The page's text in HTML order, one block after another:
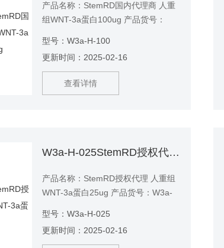
产品名称：StemRD国内代理商 人重
组WNT-3a蛋白100ug 产品货号：
型号：W3a-H-100
更新时间：2025-02-16
查看详情
W3a-H-025StemRD授权代理 人重组WNT-3a蛋白25ug
产品名称：StemRD授权代理 人重组
WNT-3a蛋白25ug 产品货号：W3a-
型号：W3a-H-025
更新时间：2025-02-16